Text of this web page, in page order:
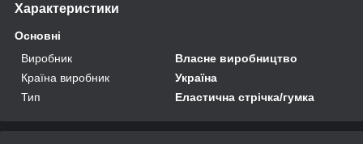
Характеристики
Основні
Виробник
Власне виробництво
Країна виробник
Україна
Тип
Еластична стрічка/гумка